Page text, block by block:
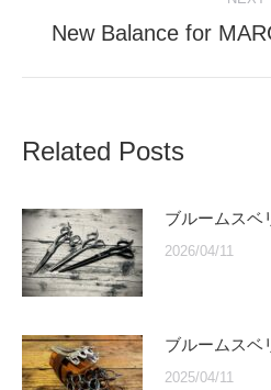
New Balance for
Related Posts
ブルームスベ
2026/04/11
ブルームスベ
2025/04/11